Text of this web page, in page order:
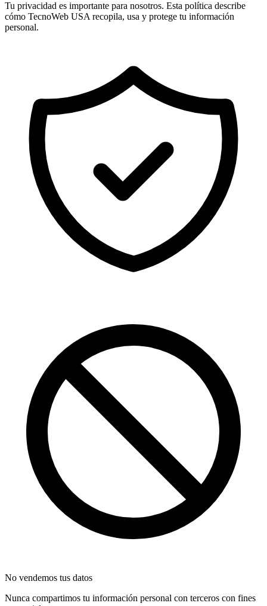
Tu privacidad es importante para nosotros. Esta política describe
cómo TecnoWeb USA recopila, usa y protege tu información
personal.
No vendemos tus datos
Nunca compartimos tu información personal con terceros con fines